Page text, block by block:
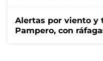
Alertas por viento y
Pampero, con